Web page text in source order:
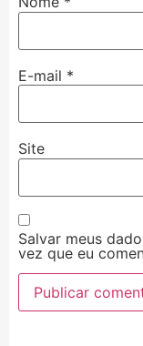
E-mail *
Site
Salvar meus
vez que eu